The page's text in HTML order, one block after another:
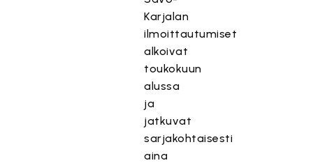
Karjalan
ilmoittautumiset
alkoivat
toukokuun
alussa
ja
jatkuvat
sarjakohtaisesti
aina